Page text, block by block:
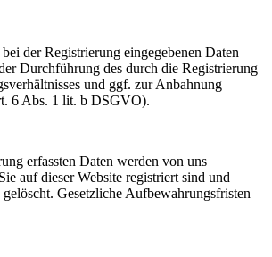
der Registrierung eingegebenen Daten
Durchführung des durch die Registrierung
und ggf. zur Anbahnung
6 Abs. 1 lit. b DSGVO).
erfassten Daten werden von uns
auf dieser Website registriert sind und
Gesetzliche Aufbewahrungsfristen